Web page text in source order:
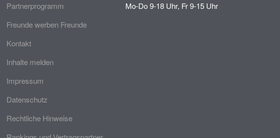
Partnerprogramm
Freunde werben Freunde
Kontakt
Inhalte melden
Impressum
Datenschutz
Rechtliche Hinweise
Mo-Do 9-18 Uhr, Fr 9-15 Uhr